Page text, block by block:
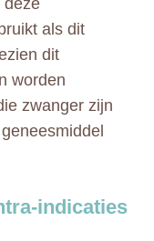
deze
als dit
dit
worden
zwanger zijn
indicaties